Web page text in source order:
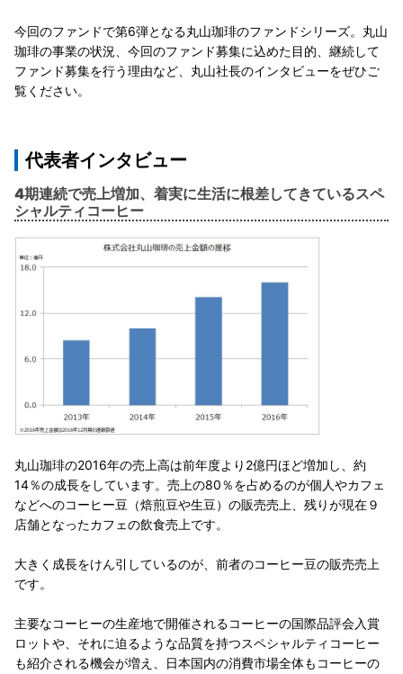
今回のファンドで第6弾となる丸山珈琲のファンドシリーズ。丸山
珈琲の事業の状況、今回のファンド募集に込めた目的、継続して
ファンド募集を行う理由など、丸山社長のインタビューをぜひご
覧ください。
代表者インタビュー
4期連続で売上増加、着実に生活に根差してきているスペ
シャルティコーヒー
丸山珈琲の2016年の売上高は前年度より2億円ほど増加し、約
14％の成長をしています。売上の80％を占めるのが個人やカフェ
などへのコーヒー豆（焙煎豆や生豆）の販売売上、残りが現在９
店舗となったカフェの飲食売上です。
大きく成長をけん引しているのが、前者のコーヒー豆の販売売上
です。
主要なコーヒーの生産地で開催されるコーヒーの国際品評会入賞
ロットや、それに迫るような品質を持つスペシャルティコーヒー
も紹介される機会が増え、日本国内の消費市場全体もコーヒーの